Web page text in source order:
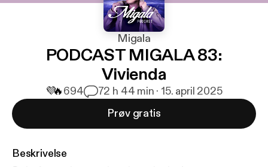
Migala
PODCAST MIGALA 83:
Vivienda
💜🔥694 72 h 44 min · 15. april 2025
Prøv gratis
Beskrivelse